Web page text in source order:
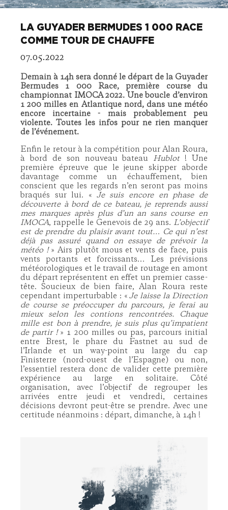
LA GUYADER BERMUDES 1 000 RACE
COMME TOUR DE CHAUFFE
07.05.2022
Demain à 14h sera donné le départ de la Guyader
Bermudes 1 000 Race, première course du
championnat IMOCA 2022. Une boucle d’environ
1 200 milles en Atlantique nord, dans une météo
encore incertaine - mais probablement peu
violente. Toutes les infos pour ne rien manquer
de l’événement.
Enfin le retour à la compétition pour Alan Roura,
à bord de son nouveau bateauHublot! Une
première épreuve que le jeune skipper aborde
davantage comme un échauffement, bien
conscient que les regards n’en seront pas moins
braqués sur lui. « Je suis encore en phase de
découverte à bord de ce bateau, je reprends aussi
mes marques après plus d’un an sans course en
IMOCA, rappelle le Genevois de 29 ans. L’objectif
est de prendre du plaisir avant tout… Ce qui n’est
déjà pas assuré quand on essaye de prévoir la
météo ! » Airs plutôt mous et vents de face, puis
vents portants et forcissants… Les prévisions
météorologiques et le travail de routage en amont
du départ représentent en effet un premier casse-
tête. Soucieux de bien faire, Alan Roura reste
cependant imperturbable : «Je laisse la Direction
de course se préoccuper du parcours, je ferai au
mieux selon les contions rencontrées. Chaque
mille est bon à prendre, je suis plus qu’impatient
de partir ! » 1 200 milles ou pas, parcours initial
entre Brest, le phare du Fastnet au sud de
l’Irlande et un way-point au large du cap
Finisterre (nord-ouest de l’Espagne) ou non,
l’essentiel restera donc de valider cette première
expérience au large en solitaire. Côté
organisation, avec l’objectif de regrouper les
arrivées entre jeudi et vendredi, certaines
décisions devront peut-être se prendre. Avec une
certitude néanmoins : départ, dimanche, à 14h !